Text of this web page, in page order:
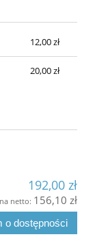
12,00 zł
20,00 zł
192,00 zł
netto: 156,10 zł
o dostępności